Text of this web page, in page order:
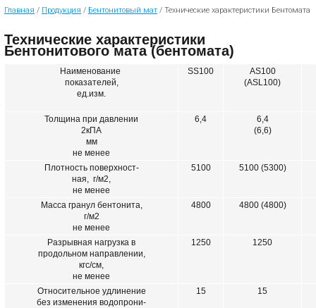
Главная / Продукция / Бентонитовый мат / Технические характеристики Бентомата
Технические характеристики
Бентонитового мата (бентомата)
Наименование
показателей,
ед.изм.
SS100
AS100
(ASL100)
Толщина при давлении
2кПА
мм
не менее
6,4
6,4
(6,6)
Плотность поверхност-
ная, г/м2,
не менее
5100 5100 (5300)
Масса гранул бентонита,
г/м2
не менее
4800 4800 (4800)
Разрывная нагрузка в
продольном направлении,
кгс/см,
не менее
1250 1250
Относительное удлинение
без изменения водопрони-
15 15